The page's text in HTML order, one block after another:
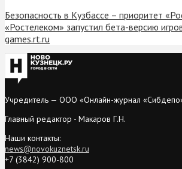
Безопасность в Кузбассе – приоритет
«Ростелеком» запустил бета-версию
games.rt.ru
Учредитель — ООО «Онлайн-журнал
Главный редактор - Макаров Г.Н.
Наши контакты:
news@novokuznetsk.ru
+7 (3842) 900-800